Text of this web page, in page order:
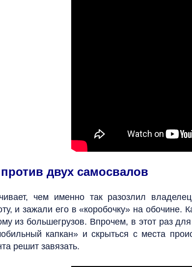
двух самосвалов
чем именно так разозлил
и зажали его в «коробочку» на обочине.
из большегрузов. Впрочем, в этот раз
капкан» и скрыться с места
решит завязать.